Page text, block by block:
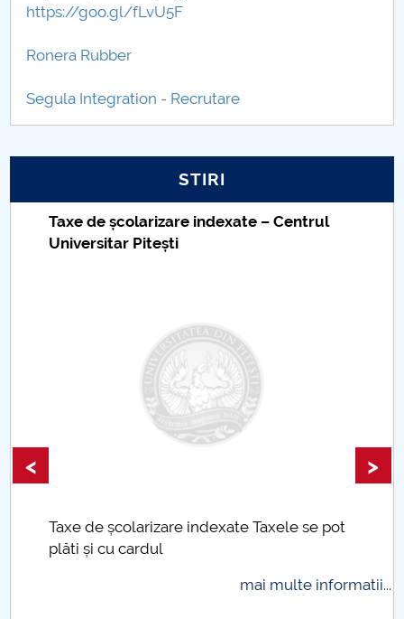
https://goo.gl/fLvU5F
Ronera Rubber
Segula Integration - Recrutare
STIRI
Taxe de școlarizare indexate – Centrul
Universitar Pitești
Taxe de școlarizare indexate Taxele se pot
plăti și cu cardul
mai multe informatii...
< >